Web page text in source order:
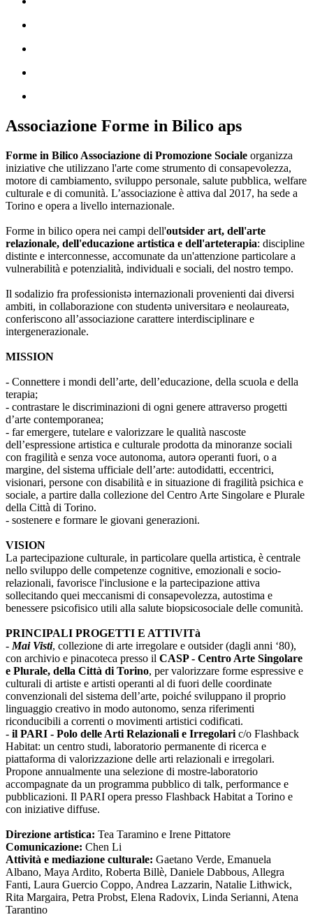
Associazione Forme in Bilico aps
Forme in Bilico Associazione di Promozione Sociale organizza
iniziative che utilizzano l'arte come strumento di consapevolezza,
motore di cambiamento, sviluppo personale, salute pubblica, welfare
culturale e di comunità. L’associazione è attiva dal 2017, ha sede a
Torino e opera a livello internazionale.
Forme in bilico opera nei campi dell'outsider art, dell'arte
relazionale, dell'educazione artistica e dell'arteterapia: discipline
distinte e interconnesse, accomunate da un'attenzione particolare a
vulnerabilità e potenzialità, individuali e sociali, del nostro tempo.
Il sodalizio fra professionistə internazionali provenienti dai diversi
ambiti, in collaborazione con studentə universitarə e neolaureatə,
conferiscono all’associazione carattere interdisciplinare e
intergenerazionale.
MISSION
- Connettere i mondi dell’arte, dell’educazione, della scuola e della
terapia;
- contrastare le discriminazioni di ogni genere attraverso progetti
d’arte contemporanea;
- far emergere, tutelare e valorizzare le qualità nascoste
dell’espressione artistica e culturale prodotta da minoranze sociali
con fragilità e senza voce autonoma, autorə operanti fuori, o a
margine, del sistema ufficiale dell’arte: autodidatti, eccentrici,
visionari, persone con disabilità e in situazione di fragilità psichica e
sociale, a partire dalla collezione del Centro Arte Singolare e Plurale
della Città di Torino.
- sostenere e formare le giovani generazioni.
VISION
La partecipazione culturale, in particolare quella artistica, è centrale
nello sviluppo delle competenze cognitive, emozionali e socio-
relazionali, favorisce l'inclusione e la partecipazione attiva
sollecitando quei meccanismi di consapevolezza, autostima e
benessere psicofisico utili alla salute biopsicosociale delle comunità.
PRINCIPALI PROGETTI E ATTIVITà
- Mai Visti, collezione di arte irregolare e outsider (dagli anni ‘80),
con archivio e pinacoteca presso il CASP - Centro Arte Singolare
e Plurale, della Città di Torino, per valorizzare forme espressive e
culturali di artiste e artisti operanti al di fuori delle coordinate
convenzionali del sistema dell’arte, poiché sviluppano il proprio
linguaggio creativo in modo autonomo, senza riferimenti
riconducibili a correnti o movimenti artistici codificati.
- il PARI - Polo delle Arti Relazionali e Irregolari c/o Flashback
Habitat: un centro studi, laboratorio permanente di ricerca e
piattaforma di valorizzazione delle arti relazionali e irregolari.
Propone annualmente una selezione di mostre-laboratorio
accompagnate da un programma pubblico di talk, performance e
pubblicazioni. Il PARI opera presso Flashback Habitat a Torino e
con iniziative diffuse.
Direzione artistica: Tea Taramino e Irene Pittatore
Comunicazione: Chen Li
Attività e mediazione culturale: Gaetano Verde, Emanuela
Albano, Maya Ardito, Roberta Billè, Daniele Dabbous, Allegra
Fanti, Laura Guercio Coppo, Andrea Lazzarin, Natalie Lithwick,
Rita Margaira, Petra Probst, Elena Radovix, Linda Serianni, Atena
Tarantino